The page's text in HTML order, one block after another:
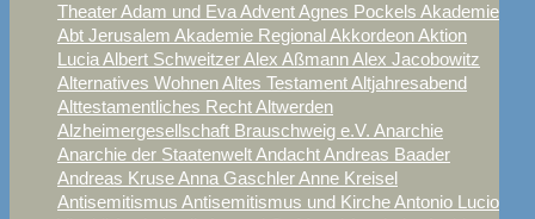
TheaterAdam und EvaAdventAgnes Pockels Akademie
Abt Jerusalem Akademie RegionalAkkordeonAktion
LuciaAlbert SchweitzerAlex AßmannAlex Jacobowitz
Alternatives WohnenAltes TestamentAltjahresabend
Alttestamentliches RechtAltwerden
Alzheimergesellschaft Brauschweig e.V. Anarchie
Anarchie der StaatenweltAndachtAndreas Baader
Andreas KruseAnna GaschlerAnne Kreisel
Antisemitismus Antisemitismus und KircheAntonio Lucio